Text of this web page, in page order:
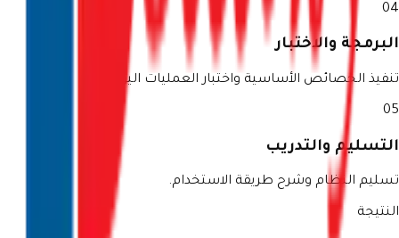
04
البرمجة والاختبار
تنفيذ الخصائص الأساسية واختبار العمليات اليومية.
05
التسليم والتدريب
تسليم النظام وشرح طريقة الاستخدام.
النتيجة